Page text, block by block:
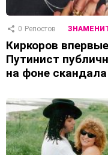
0 Репостов
Киркоров
Путинист
на фоне скандала